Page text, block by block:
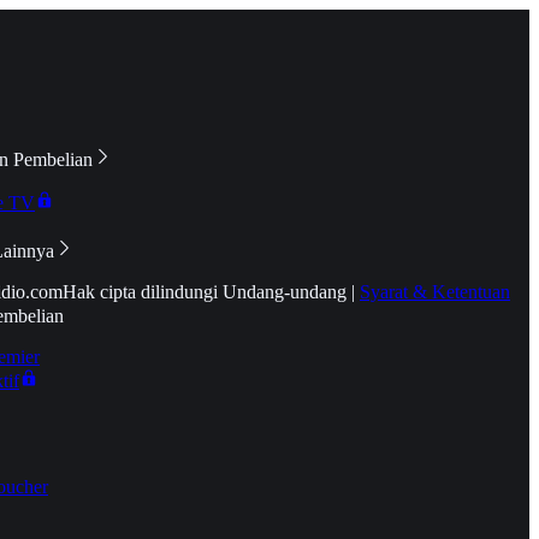
Pembelian
TV
Hak cipta dilindungi Undang-undang | Syarat & Ketentuan